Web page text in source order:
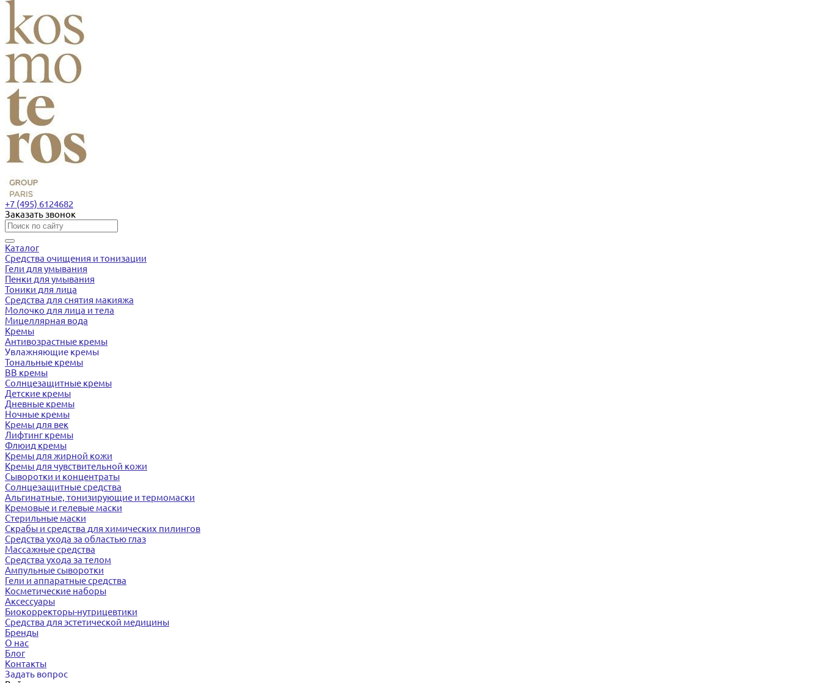
+7 (495) 6124682
Заказать звонок
Каталог
Средства очищения и тонизации
Гели для умывания
Пенки для умывания
Тоники для лица
Средства для снятия макияжа
Молочко для лица и тела
Мицеллярная вода
Кремы
Антивозрастные кремы
Увлажняющие кремы
Тональные кремы
BB кремы
Солнцезащитные кремы
Детские кремы
Дневные кремы
Ночные кремы
Кремы для век
Лифтинг кремы
Флюид кремы
Кремы для жирной кожи
Кремы для чувствительной кожи
Сыворотки и концентраты
Солнцезащитные средства
Альгинатные, тонизирующие и термомаски
Кремовые и гелевые маски
Стерильные маски
Скрабы и средства для химических пилингов
Средства ухода за областью глаз
Массажные средства
Средства ухода за телом
Ампульные сыворотки
Гели и аппаратные средства
Косметические наборы
Аксессуары
Биокорректоры-нутрицевтики
Средства для эстетической медицины
Бренды
О нас
Блог
Контакты
Задать вопрос